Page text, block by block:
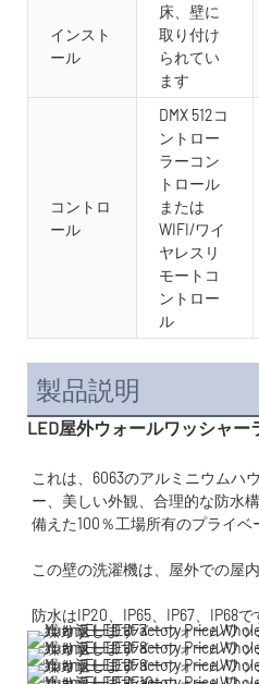
インスト
ール
床、壁に
取り付け
られてい
ます
コントロ
ール
DMX 512コ
ントロー
ラーコン
トロール
または
WIFI/ワイ
ヤレスリ
モートコ
ントロー
ル
製品説明
LED屋外ウォールワッシャー
これは、6063のアルミニウムハ
ー、美しい外観、合理的な防水